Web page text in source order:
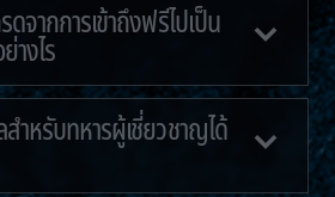
จากการเข้าถึงฟรีไปเป็น
างไร
สำหรับทหารผู้เชี่ยวชาญได้